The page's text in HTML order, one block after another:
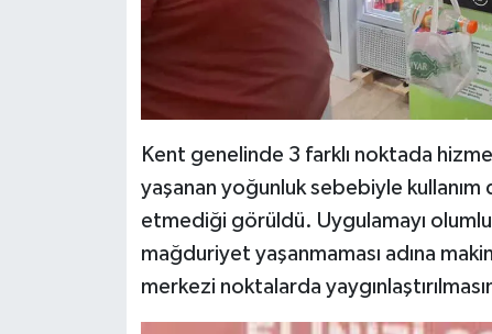
Kent genelinde 3 farklı noktada
yaşanan yoğunluk sebebiyle kullanım
etmediği görüldü. Uygulamayı olumlu
mağduriyet yaşanmaması adına
merkezi noktalarda